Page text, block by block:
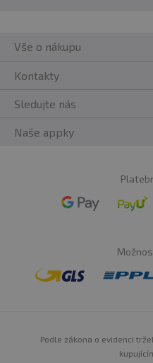
Vše o nákupu
Kontakty
Sledujte nás
Naše appky
Podle zákona o evidenci